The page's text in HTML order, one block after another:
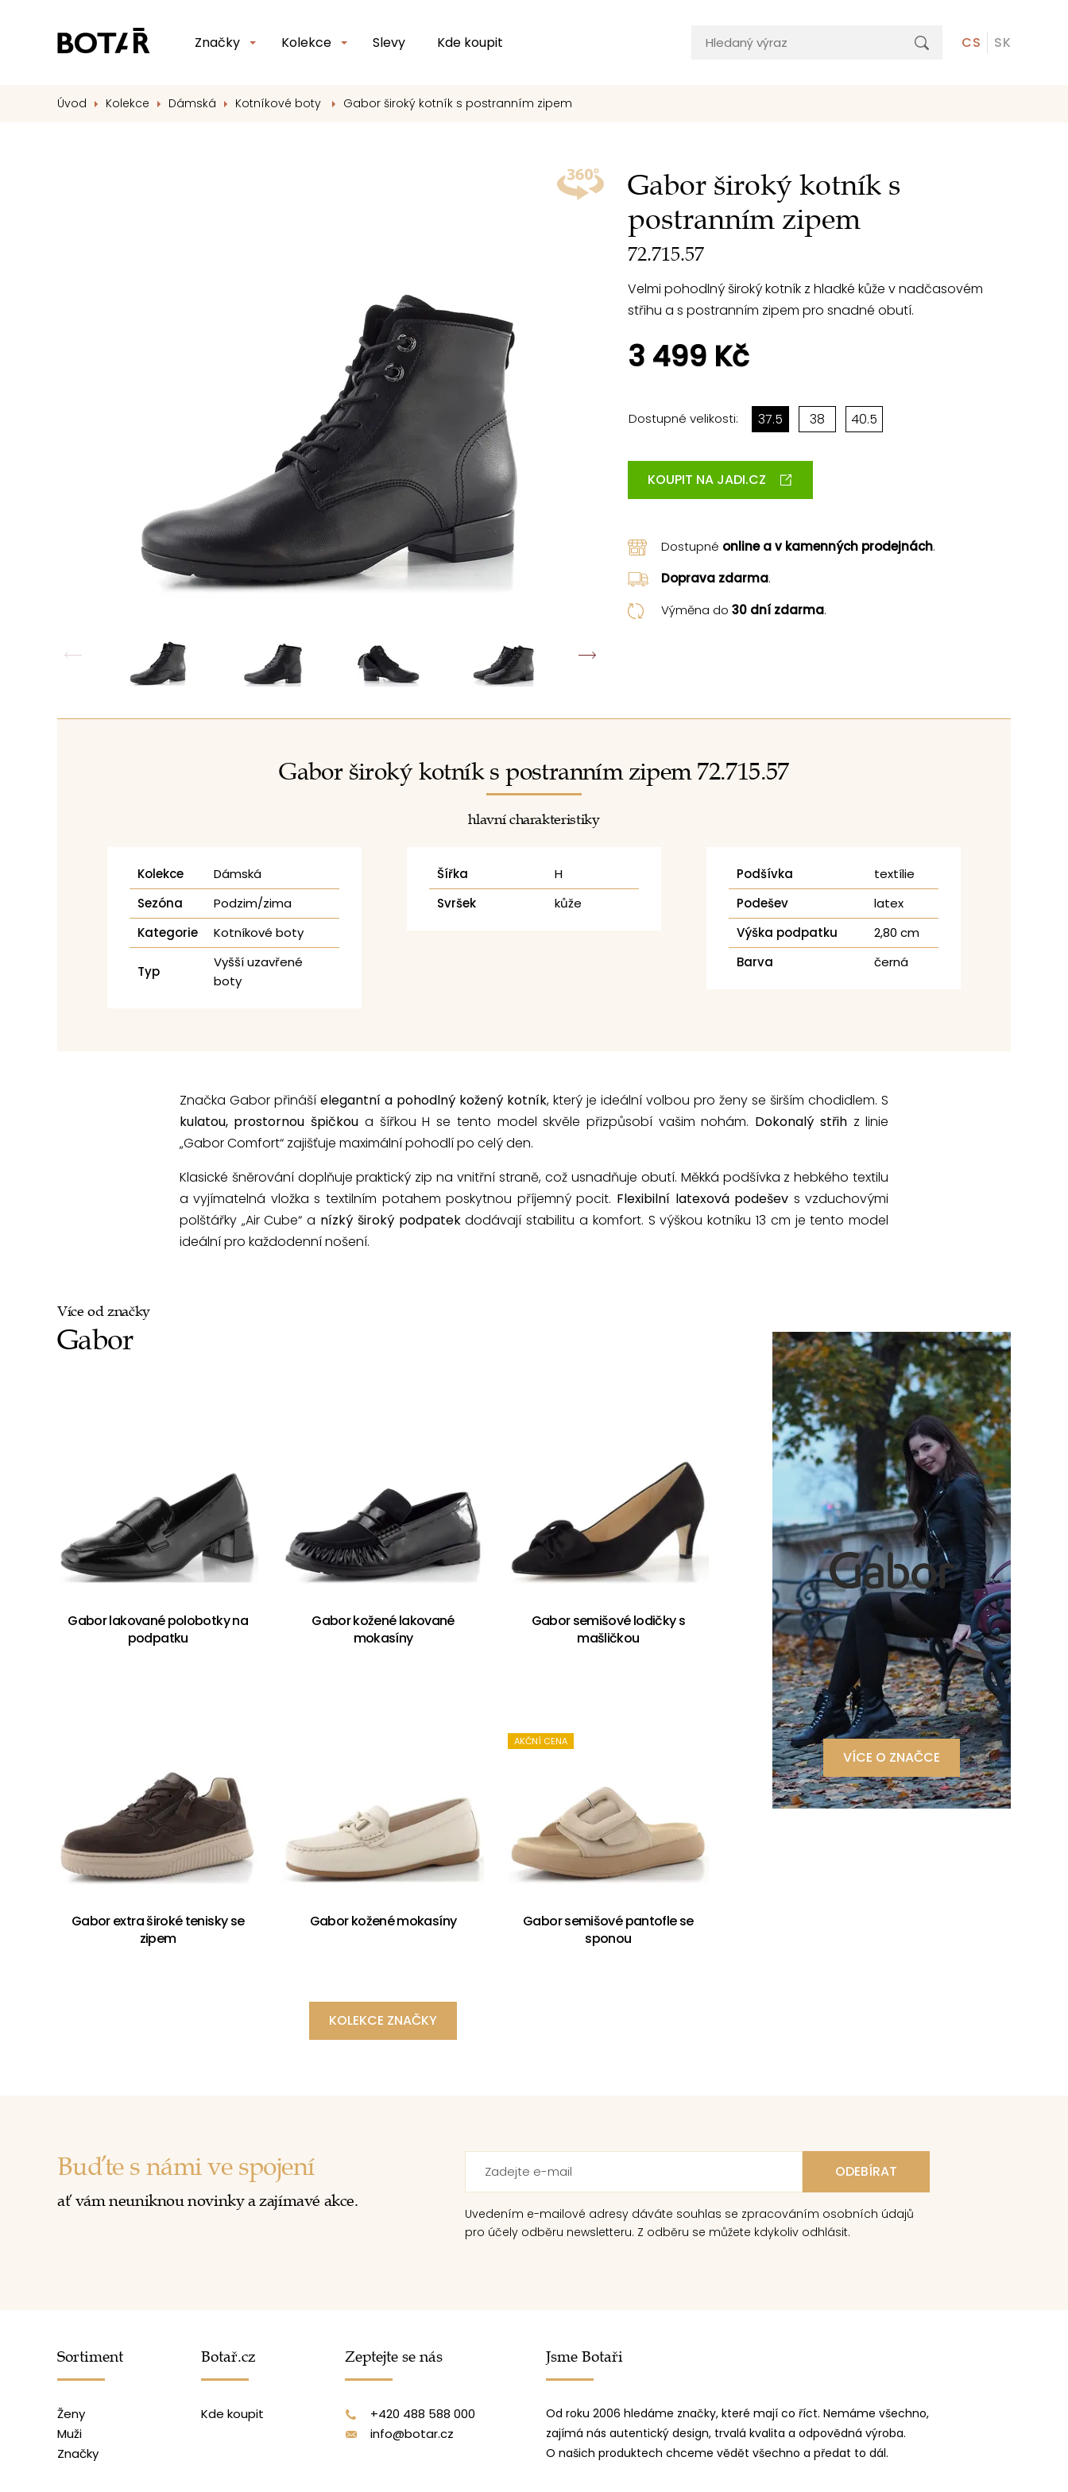
CS SK
Značky Kolekce Slevy Kde koupit
Úvod Kolekce Dámská Kotníkové boty Gabor široký kotník s postranním zipem
Gabor široký kotník s
postranním zipem
72.715.57
Velmi pohodlný široký kotník z hladké kůže v nadčasovém
střihu a s postranním zipem pro snadné obutí.
3 499 Kč
Dostupné velikosti: 37.5 38 40.5
KOUPIT NA JADI.CZ
Dostupné online a v kamenných prodejnách.
Doprava zdarma.
Výměna do 30 dní zdarma.
Gabor široký kotník s postranním zipem 72.715.57
hlavní charakteristiky
Kolekce
Dámská
Sezóna
Podzim/zima
Kategorie
Kotníkové boty
Typ
Vyšší uzavřené
boty
Šířka
H
Svršek
kůže
Podšívka
textílie
Podešev
latex
Výška podpatku
2,80 cm
Barva
černá
Značka Gabor přináší elegantní a pohodlný kožený kotník, který je ideální volbou pro ženy se širším chodidlem. S
kulatou, prostornou špičkou a šířkou H se tento model skvěle přizpůsobí vašim nohám. Dokonalý střihz linie
„Gabor Comfort“ zajišťuje maximální pohodlí po celý den.
Klasické šněrování doplňuje praktický zip na vnitřní straně, což usnadňuje obutí. Měkká podšívka z hebkého textilu
a vyjímatelná vložka s textilním potahem poskytnou příjemný pocit. Flexibilní latexová podešev s vzduchovými
polštářky „Air Cube“ a nízký široký podpatekdodávají stabilitu a komfort. S výškou kotníku 13 cm je tento model
ideální pro každodenní nošení.
Více od značky
Gabor
Gabor lakované polobotky na
podpatku
Gabor kožené lakované
mokasíny
Gabor semišové lodičky s
mašličkou
Gabor extra široké tenisky se
zipem
Gabor kožené mokasíny
AKČNÍ CENA
Gabor semišové pantofle se
sponou
KOLEKCE ZNAČKY
VÍCE O ZNAČCE
Buďte s námi ve spojení
ať vám neuniknou novinky a zajímavé akce.
Uvedením e-mailové adresy dáváte souhlas se zpracováním osobních údajů
pro účely odběru newsletteru. Z odběru se můžete kdykoliv odhlásit.
Sortiment
Ženy
Muži
Značky
Botař.cz
Kde koupit
Zeptejte se nás
+420 488 588 000
info@botar.cz
Jsme Botaři
Od roku 2006 hledáme značky, které mají co říct. Nemáme všechno,
zajímá nás autentický design, trvalá kvalita a odpovědná výroba.
O našich produktech chceme vědět všechno a předat to dál.